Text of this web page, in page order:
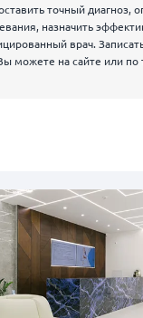
точный диагноз,
назначить
врач.
можете на сайте или по